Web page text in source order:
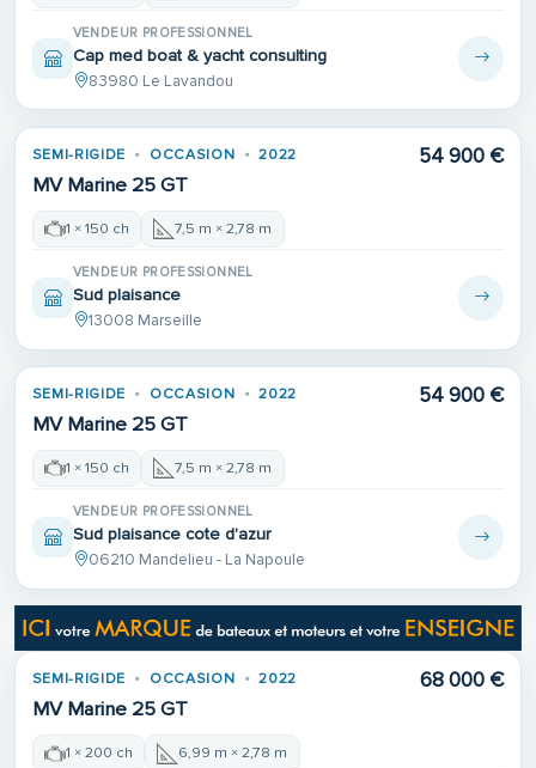
VENDEUR PROFESSIONNEL
Cap med boat & yacht consulting
83980 Le Lavandou
SEMI-RIGIDE OCCASION 2022
MV Marine 25 GT
54 900 €
1 × 150 ch 7,5 m × 2,78 m
VENDEUR PROFESSIONNEL
Sud plaisance
13008 Marseille
SEMI-RIGIDE OCCASION 2022
MV Marine 25 GT
54 900 €
1 × 150 ch 7,5 m × 2,78 m
VENDEUR PROFESSIONNEL
Sud plaisance cote d'azur
06210 Mandelieu - La Napoule
SEMI-RIGIDE OCCASION 2022
MV Marine 25 GT
68 000 €
1 × 200 ch 6,99 m × 2,78 m